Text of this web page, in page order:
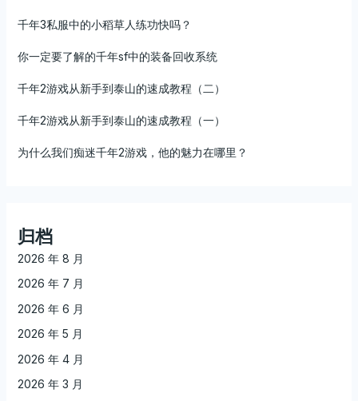
千年3私服中的小稻草人练功快吗？
你一定要了解的千年sf中的装备回收系统
千年2游戏从新手到泰山的速成教程（二）
千年2游戏从新手到泰山的速成教程（一）
为什么我们痴迷千年2游戏，他的魅力在哪里？
归档
2026 年 8 月
2026 年 7 月
2026 年 6 月
2026 年 5 月
2026 年 4 月
2026 年 3 月